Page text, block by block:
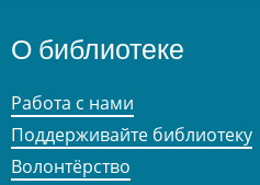
О библиотеке
Работа с нами
Поддерживайте библиотеку
Волонтёрство